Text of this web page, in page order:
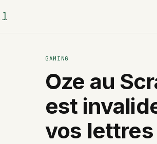
]
GAMING
Oze au
est
vos lettres